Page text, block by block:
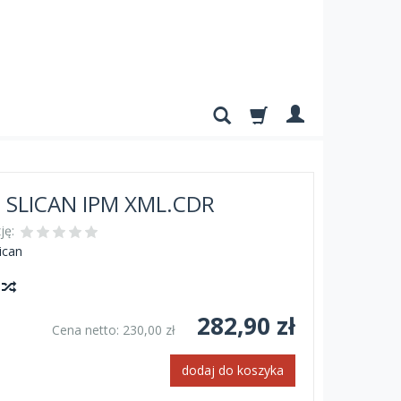
IPM XML.CDR
Cena netto: 230,00 zł 282,90 zł
dodaj do koszyka